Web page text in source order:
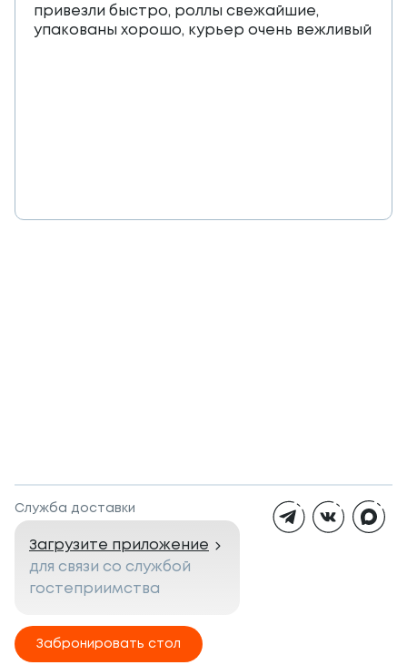
привезли быстро, роллы свежайшие,
упакованы хорошо, курьер очень вежливый
Служба доставки
Загрузите приложение
для связи со службой
гостеприимства
Забронировать стол